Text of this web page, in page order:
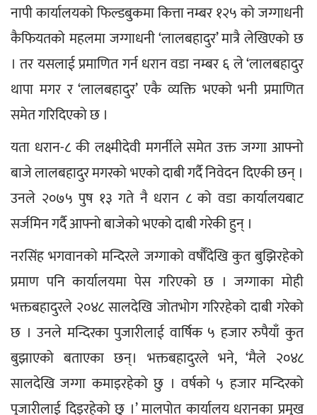
नापी कार्यालयको फिल्डबुकमा कित्ता नम्बर १२५ को जग्गाधनी
कैफियतको महलमा जग्गाधनी ‘लालबहादुर’ मात्रै लेखिएको छ
। तर यसलाई प्रमाणित गर्न धरान वडा नम्बर ६ ले ‘लालबहादुर
थापा मगर र ‘लालबहादुर’ एकै व्यक्ति भएको भनी प्रमाणित
समेत गरिदिएको छ ।
यता धरान-८ की लक्ष्मीदेवी मगर्नीले समेत उक्त जग्गा आफ्नो
बाजे लालबहादुर मगरको भएको दाबी गर्दै निवेदन दिएकी छन् ।
उनले २०७५ पुष १३ गते नै धरान ८ को वडा कार्यालयबाट
सर्जमिन गर्दै आफ्नो बाजेको भएको दाबी गरेकी हुन् ।
नरसिंह भगवानको मन्दिरले जग्गाको वर्षौँदेखि कुत बुझिरहेको
प्रमाण पनि कार्यालयमा पेस गरिएको छ । जग्गाका मोही
भक्तबहादुरले २०४८ सालदेखि जोतभोग गरिरहेको दाबी गरेको
छ । उनले मन्दिरका पुजारीलाई वार्षिक ५ हजार रुपैयाँ कुत
बुझाएको बताएका छन्। भक्तबहादुरले भने, ‘मैले २०४८
सालदेखि जग्गा कमाइरहेको छु । वर्षको ५ हजार मन्दिरको
पुजारीलाई दिइरहेको छु ।’ मालपोत कार्यालय धरानका प्रमुख